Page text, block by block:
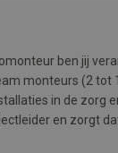
ben jij
monteurs (2 tot
in de zorg
en zorgt
voor kwaliteit